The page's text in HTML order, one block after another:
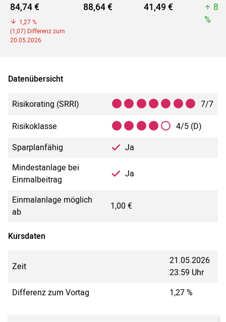
84,74 €
1,27 %
(1,07) Differenz zum
20.05.2026
88,64 € 41,49 €
%
Datenübersicht
Risikorating (SRRI)
7/7
Risikoklasse
4/5 (D)
Sparplanfähig
Ja
Mindestanlage bei
Einmalbeitrag
Ja
Einmalanlage möglich
ab
1,00 €
Kursdaten
Zeit
21.05.2026
23:59 Uhr
Differenz zum Vortag
1,27 %